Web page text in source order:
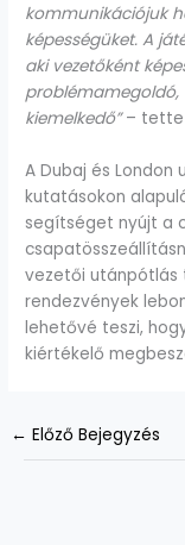
kommunikációjuk
képességüket. A
aki vezetőként
kiemelkedő”– tette
A Dubaj és London
kutatásokon
segítséget nyújt a
vezetői utánpótlás
rendezvények
lehetővé teszi,
kiértékelő
← Előző Bejegyzés